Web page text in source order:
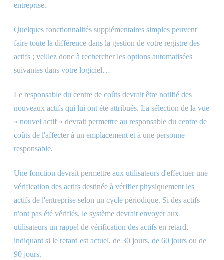
entreprise.
Quelques fonctionnalités supplémentaires simples peuvent
faire toute la différence dans la gestion de votre registre des
actifs ; veillez donc à rechercher les options automatisées
suivantes dans votre logiciel…
Le responsable du centre de coûts devrait être notifié des
nouveaux actifs qui lui ont été attribués. La sélection de la vue
« nouvel actif » devrait permettre au responsable du centre de
coûts de l'affecter à un emplacement et à une personne
responsable.
Une fonction devrait permettre aux utilisateurs d'effectuer une
vérification des actifs destinée à vérifier physiquement les
actifs de l'entreprise selon un cycle périodique. Si des actifs
n'ont pas été vérifiés, le système devrait envoyer aux
utilisateurs un rappel de vérification des actifs en retard,
indiquant si le retard est actuel, de 30 jours, de 60 jours ou de
90 jours.